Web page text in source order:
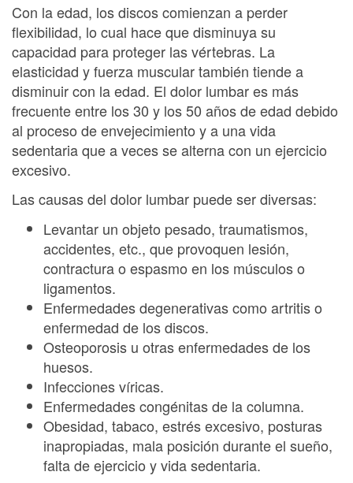
Con la edad, los discos comienzan a perder
flexibilidad, lo cual hace que disminuya su
capacidad para proteger las vértebras. La
elasticidad y fuerza muscular también tiende a
disminuir con la edad. El dolor lumbar es más
frecuente entre los 30 y los 50 años de edad debido
al proceso de envejecimiento y a una vida
sedentaria que a veces se alterna con un ejercicio
excesivo.
Las causas del dolor lumbar puede ser diversas:
Levantar un objeto pesado, traumatismos,
accidentes, etc., que provoquen lesión,
contractura o espasmo en los músculos o
ligamentos.
Enfermedades degenerativas como artritis o
enfermedad de los discos.
Osteoporosis u otras enfermedades de los
huesos.
Infecciones víricas.
Enfermedades congénitas de la columna.
Obesidad, tabaco, estrés excesivo, posturas
inapropiadas, mala posición durante el sueño,
falta de ejercicio y vida sedentaria.